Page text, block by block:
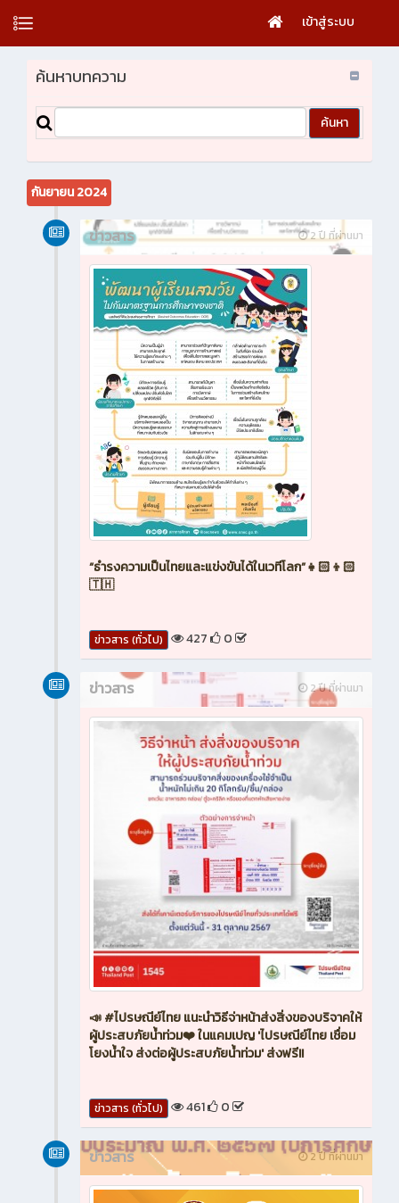
เข้าสู่ระบบ
ค้นหาบทความ
กันยายน 2024
2 ปี ที่ผ่านมา
ข่าวสาร
“ธำรงความเป็นไทยและแข่งขันได้ในเวทีโลก”👧🏻👦🏻
🇹🇭
ข่าวสาร (ทั่วไป) 427 0
2 ปี ที่ผ่านมา
ข่าวสาร
📣 #ไปรษณีย์ไทย แนะนำวิธีจ่าหน้าส่งสิ่งของบริจาคให้
ผู้ประสบภัยน้ำท่วม❤️ ในแคมเปญ 'ไปรษณีย์ไทย เชื่อม
โยงน้ำใจ ส่งต่อผู้ประสบภัยน้ำท่วม' ส่งฟรี!!
ข่าวสาร (ทั่วไป) 461 0
2 ปี ที่ผ่านมา
ข่าวสาร